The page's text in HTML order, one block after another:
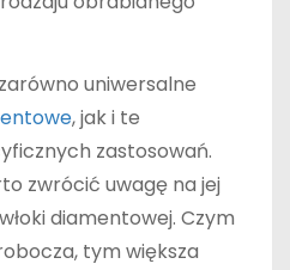
uniwersalne
, jak i te
zastosowań.
zwrócić uwagę na jej
diamentowej. Czym
tym większa